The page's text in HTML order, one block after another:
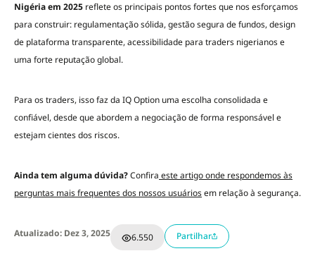
Nigéria em 2025 reflete os principais pontos fortes que nos esforçamos
para construir: regulamentação sólida, gestão segura de fundos, design
de plataforma transparente, acessibilidade para traders nigerianos e
uma forte reputação global.
Para os traders, isso faz da IQ Option uma escolha consolidada e
confiável, desde que abordem a negociação de forma responsável e
estejam cientes dos riscos.
Ainda tem alguma dúvida?Confira este artigo onde respondemos às
perguntas mais frequentes dos nossos usuáriosem relação à segurança.
Atualizado: Dez 3, 2025 6.550 Partilhar